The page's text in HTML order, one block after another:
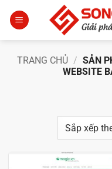
qua
TRANG CHỦ / SẢN
WEBSITE